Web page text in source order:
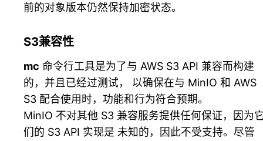
前的对象版本仍然保持加密状态。
S3兼容性
mc 命令行工具是为了与 AWS S3 API 兼容而构建
的，并且已经过测试， 以确保在与 MinIO 和 AWS
S3 配合使用时，功能和行为符合预期。
MinIO 不对其他 S3 兼容服务提供任何保证，因为
们的 S3 API 实现是 未知的，因此不受支持。尽管